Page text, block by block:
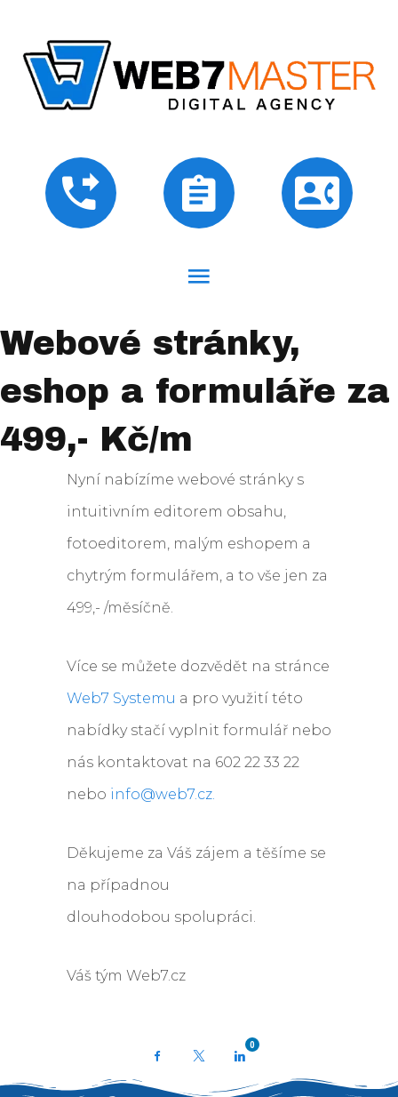
Webové stránky,
eshop a formuláře za
499,- Kč/m
Nyní nabízíme webové stránky s
intuitivním editorem obsahu,
fotoeditorem, malým eshopem a
chytrým formulářem, a to vše jen za
499,- /měsíčně.
Více se můžete dozvědět na stránce
Web7 Systemu a pro využití této
nabídky stačí vyplnit formulář nebo
nás kontaktovat na 602 22 33 22
nebo info@web7.cz.
Děkujeme za Váš zájem a těšíme se
na případnou
dlouhodobou spolupráci.
Váš tým Web7.cz
Facebook
0